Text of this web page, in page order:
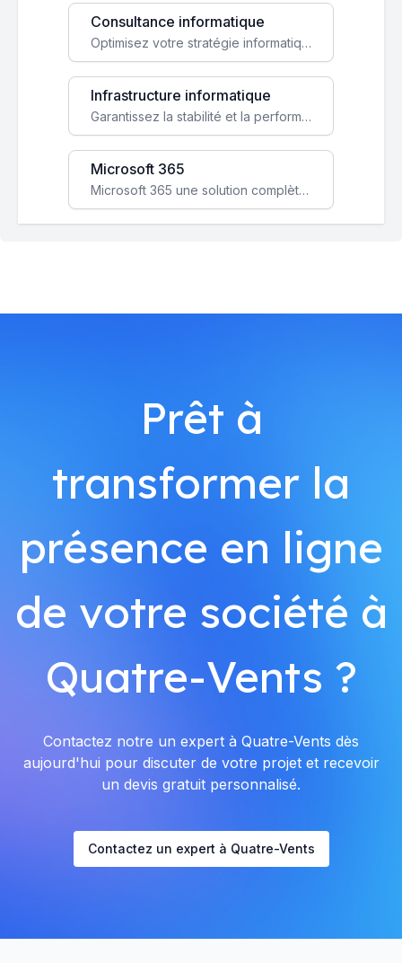
Consultance informatique
Optimisez votre stratégie informatique avec l'expertise de nos consultants pour améliorer votre efficacité et sécurité.
Infrastructure informatique
Garantissez la stabilité et la performance de votre entreprise avec une infrastructure IT sécurisée et évolutive.
Microsoft 365
Microsoft 365 une solution complète qui booste votre productivité, renforce la sécurité de vos données et facilite la collaboration.
Prêt à
transformer la
présence en ligne
de votre société à
Quatre-Vents ?
Contactez notre un expert à Quatre-Vents dès
aujourd'hui pour discuter de votre projet et recevoir
un devis gratuit personnalisé.
Contactez un expert à Quatre-Vents